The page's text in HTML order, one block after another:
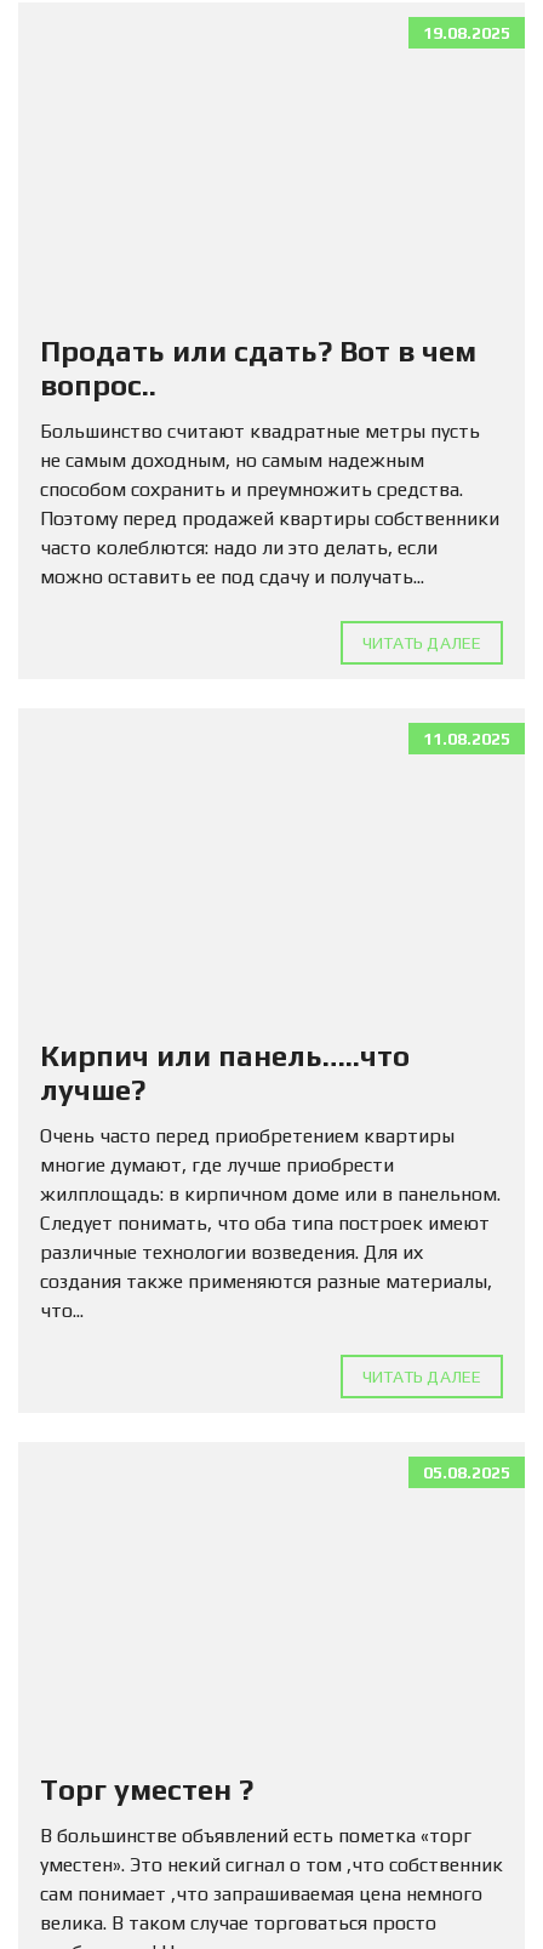
19.08.2025
Продать или сдать? Вот в чем
вопрос..
Большинство считают квадратные метры пусть
не самым доходным, но самым надежным
способом сохранить и преумножить средства.
Поэтому перед продажей квартиры собственники
часто колеблются: надо ли это делать, если
можно оставить ее под сдачу и получать...
ЧИТАТЬ ДАЛЕЕ
11.08.2025
Кирпич или панель…..что
лучше?
Очень часто перед приобретением квартиры
многие думают, где лучше приобрести
жилплощадь: в кирпичном доме или в панельном.
Следует понимать, что оба типа построек имеют
различные технологии возведения. Для их
создания также применяются разные материалы,
что...
ЧИТАТЬ ДАЛЕЕ
05.08.2025
Торг уместен ?
В большинстве объявлений есть пометка «торг
уместен». Это некий сигнал о том ,что собственник
сам понимает ,что запрашиваемая цена немного
велика. В таком случае торговаться просто